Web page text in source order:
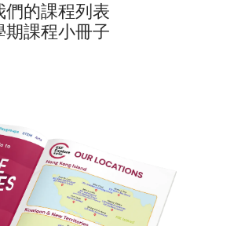
們的課程列表
期課程小冊子
：